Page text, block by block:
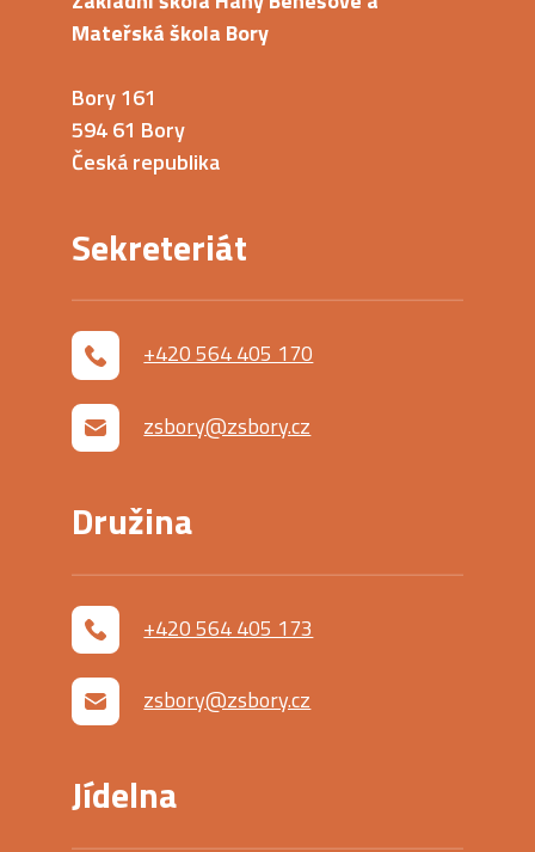
Mateřská škola Bory
Bory 161
594 61 Bory
Česká republika
Sekreteriát
+420 564 405 170
zsbory@zsbory.cz
Družina
+420 564 405 173
zsbory@zsbory.cz
Jídelna